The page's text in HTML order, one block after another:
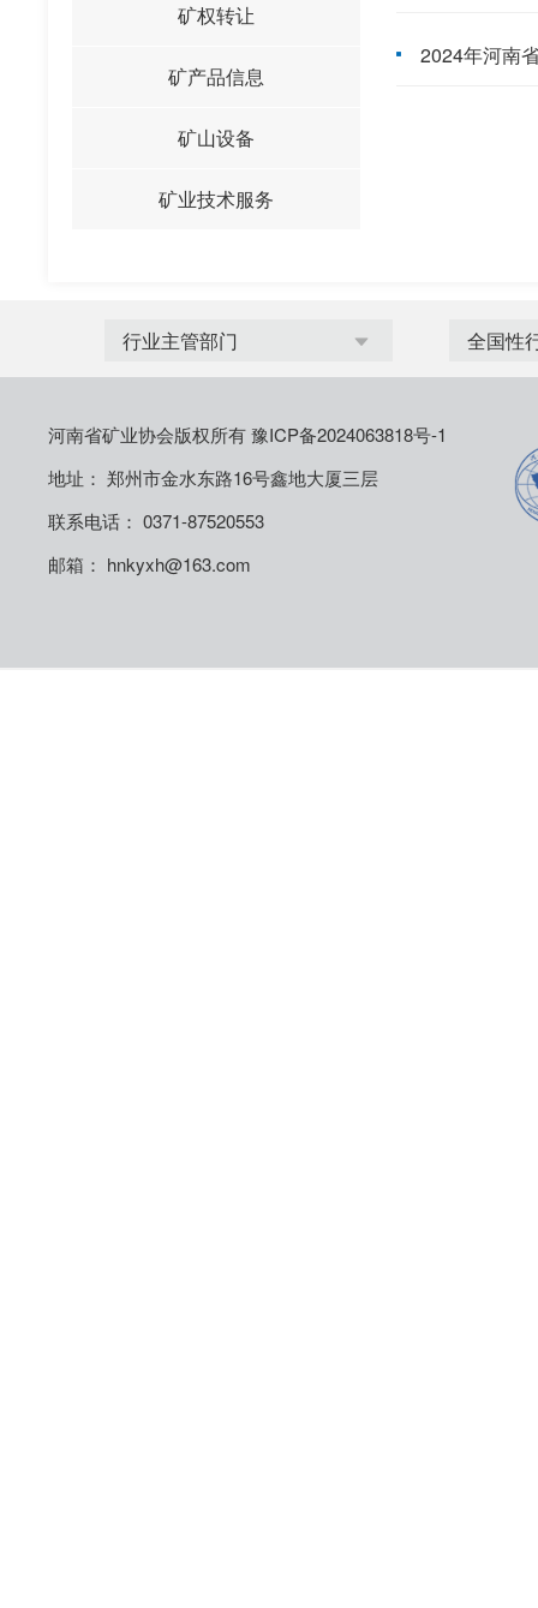
矿权转让
矿产品信息
矿山设备
矿业技术服务
2024年河南
河南省矿业协会版权所有豫ICP备2024063818号-1
地址： 郑州市金水东路16号鑫地大厦三层
联系电话： 0371-87520553
邮箱： hnkyxh@163.com